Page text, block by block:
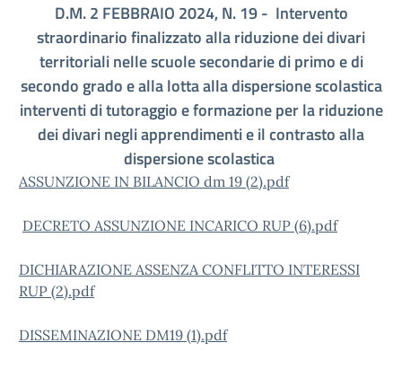
D.M. 2 FEBBRAIO 2024, N. 19 - Intervento
straordinario finalizzato alla riduzione dei divari
territoriali nelle scuole secondarie di primo e di
secondo grado e alla lotta alla dispersione scolastica
interventi di tutoraggio e formazione per la riduzione
dei divari negli apprendimenti e il contrasto alla
dispersione scolastica
ASSUNZIONE IN BILANCIO dm 19 (2).pdf
DECRETO ASSUNZIONE INCARICO RUP (6).pdf
DICHIARAZIONE ASSENZA CONFLITTO INTERESSI
RUP (2).pdf
DISSEMINAZIONE DM19 (1).pdf